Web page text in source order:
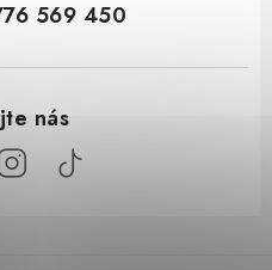
569 450